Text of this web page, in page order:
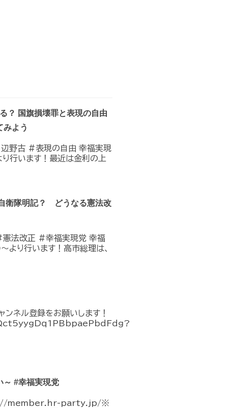
？ 国旗損壊罪と表現の自由
みよう
野古 #表現の自由 幸福実現
行います！最近は金利の上
衛隊明記？ どうなる憲法改
法改正 #幸福実現党 幸福
り行います！高市総理は、
ネル登録をお願いします！
～ #幸福実現党
member.hr-party.jp/※